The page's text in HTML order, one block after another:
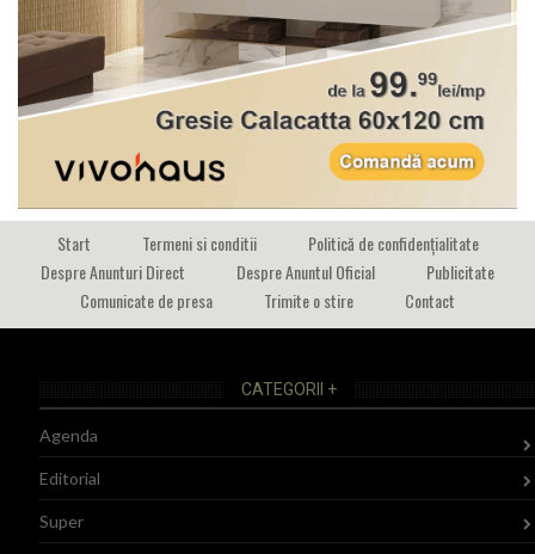
Start Termeni si conditii
Politică de confidențialitate
Despre Anunturi Direct
Despre Anuntul Oficial
Publicitate
Comunicate de presa
Trimite o stire Contact
CATEGORII +
Agenda
Editorial
Super